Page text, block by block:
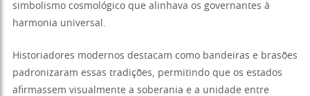
simbolismo cosmológico que alinhava os governantes à
harmonia universal.
Historiadores modernos destacam como bandeiras e brasões
padronizaram essas tradições, permitindo que os estados
afirmassem visualmente a soberania e a unidade entre